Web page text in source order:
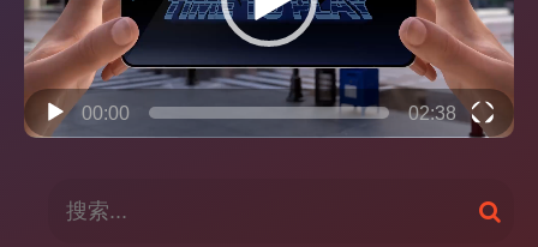
00:00 02:38
搜
索